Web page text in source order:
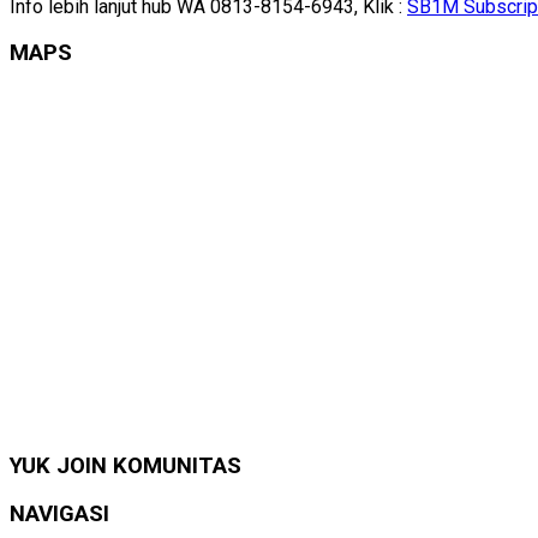
Info lebih lanjut hub WA 0813-8154-6943, Klik : SB1M
MAPS
YUK JOIN KOMUNITAS
NAVIGASI